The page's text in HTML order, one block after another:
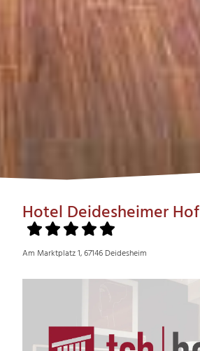
Hotel Deidesheimer Hof
Am Marktplatz 1, 67146 Deidesheim